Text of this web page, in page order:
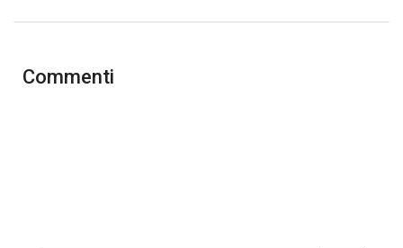
Commenti